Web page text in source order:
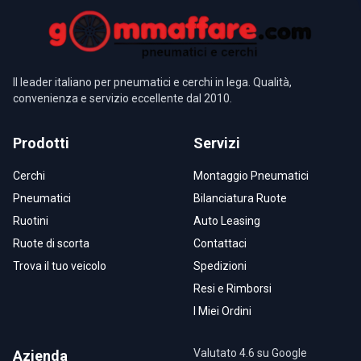
Il leader italiano per pneumatici e cerchi in lega. Qualità,
convenienza e servizio eccellente dal 2010.
Prodotti
Cerchi
Pneumatici
Ruotini
Ruote di scorta
Trova il tuo veicolo
Servizi
Montaggio Pneumatici
Bilanciatura Ruote
Auto Leasing
Contattaci
Spedizioni
Resi e Rimborsi
I Miei Ordini
Azienda Valutato 4.6 su Google